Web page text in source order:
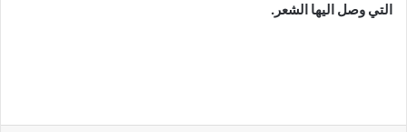
التي وصل اليها الشعر.